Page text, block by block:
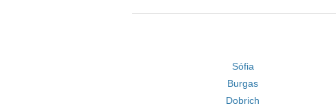
Sófia
Burgas
Dobrich